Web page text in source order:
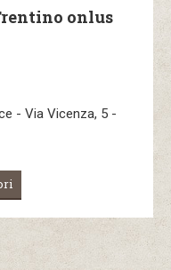
onlus
- Via Vicenza, 5 -